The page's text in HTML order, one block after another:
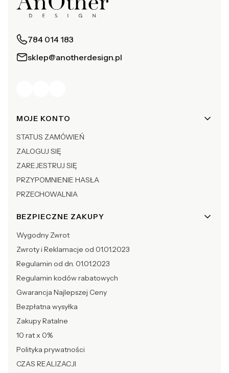
784 014 183
sklep@anotherdesign.pl
Linki w stopce
MOJE KONTO
STATUS ZAMÓWIEŃ
ZALOGUJ SIĘ
ZAREJESTRUJ SIĘ
PRZYPOMNIENIE HASŁA
PRZECHOWALNIA
BEZPIECZNE ZAKUPY
Wygodny Zwrot
Zwroty i Reklamacje od 01.01.2023
Regulamin od dn. 01.01.2023
Regulamin kodów rabatowych
Gwarancja Najlepszej Ceny
Bezpłatna wysyłka
Zakupy Ratalne
10 rat x 0%
Polityka prywatności
CZAS REALIZACJI